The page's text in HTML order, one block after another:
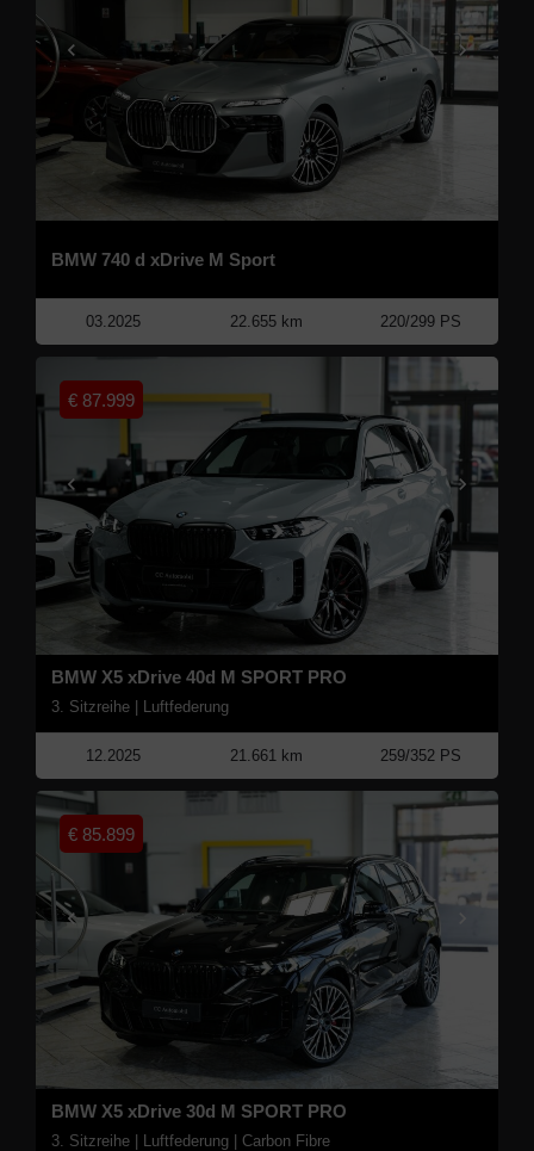
BMW 740 d xDrive M Sport
03.2025 22.655 km 220/299 PS
BMW X5 xDrive 40d M SPORT PRO
3. Sitzreihe | Luftfederung
€ 87.999
12.2025 21.661 km 259/352 PS
BMW X5 xDrive 30d M SPORT PRO
3. Sitzreihe | Luftfederung | Carbon Fibre
€ 85.899